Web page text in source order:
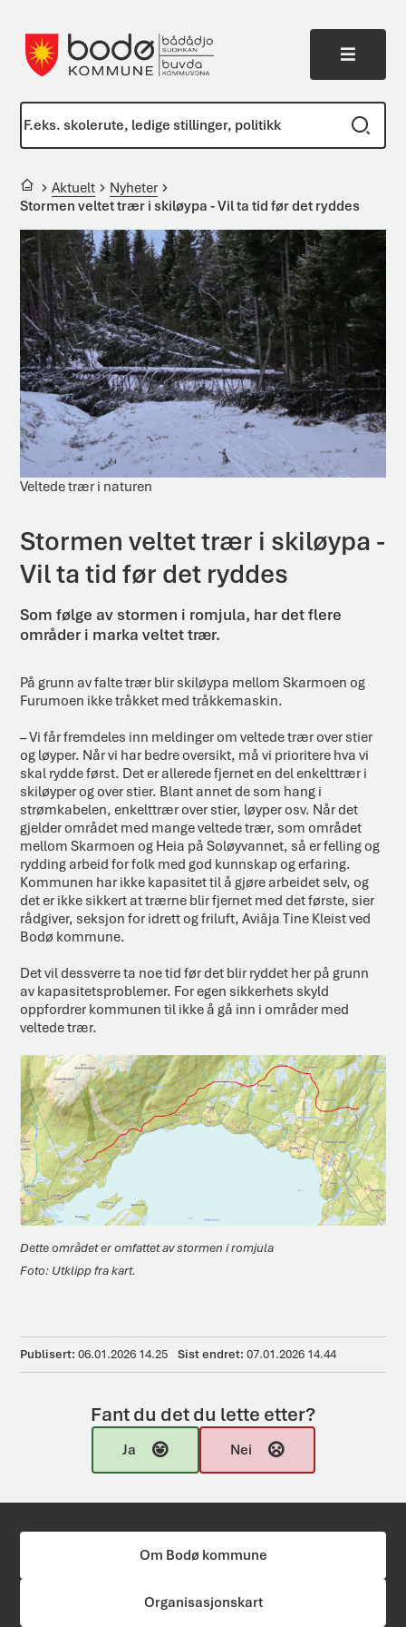
Meny
Du er her:
Aktuelt
Nyheter
Stormen veltet trær i skiløypa - Vil ta tid før det ryddes
Veltede trær i naturen
Stormen veltet trær i skiløypa -
Vil ta tid før det ryddes
Som følge av stormen i romjula, har det flere
områder i marka veltet trær.
På grunn av falte trær blir skiløypa mellom Skarmoen og
Furumoen ikke tråkket med tråkkemaskin.
– Vi får fremdeles inn meldinger om veltede trær over stier
og løyper. Når vi har bedre oversikt, må vi prioritere hva vi
skal rydde først. Det er allerede fjernet en del enkelttrær i
skiløyper og over stier. Blant annet de som hang i
strømkabelen, enkelttrær over stier, løyper osv. Når det
gjelder området med mange veltede trær, som området
mellom Skarmoen og Heia på Soløyvannet, så er felling og
rydding arbeid for folk med god kunnskap og erfaring.
Kommunen har ikke kapasitet til å gjøre arbeidet selv, og
det er ikke sikkert at trærne blir fjernet med det første, sier
rådgiver, seksjon for idrett og friluft, Aviâja Tine Kleist ved
Bodø kommune.
Det vil dessverre ta noe tid før det blir ryddet her på grunn
av kapasitetsproblemer. For egen sikkerhets skyld
oppfordrer kommunen til ikke å gå inn i områder med
veltede trær.
Dette området er omfattet av stormen i romjula
Utklipp fra kart.
Publisert 06.01.2026 14.25 Sist endret 07.01.2026 14.44
Fant du det du lette etter?
Ja Nei
Om Bodø kommune
Organisasjonskart